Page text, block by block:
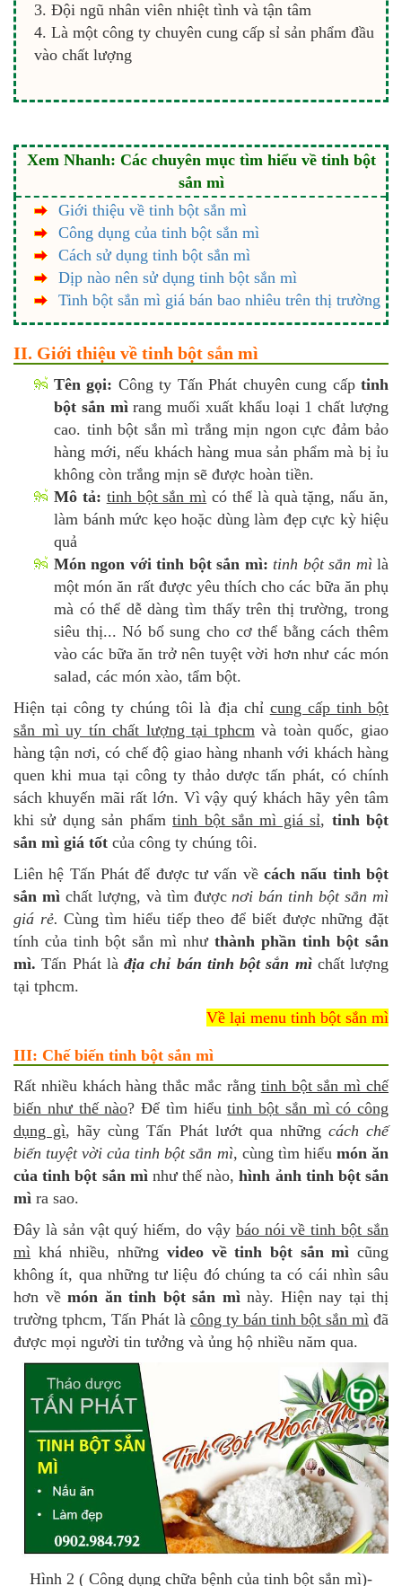
Đội ngũ nhân viên nhiệt tình và tận tâm
Là một công ty chuyên cung cấp sỉ sản phẩm đầu
vào chất lượng
Xem Nhanh: Các chuyên mục tìm hiểu về tinh bột
sắn mì
Giới thiệu về tinh bột sắn mì
Công dụng của tinh bột sắn mì
Cách sử dụng tinh bột sắn mì
Dịp nào nên sử dụng tinh bột sắn mì
Tinh bột sắn mì giá bán bao nhiêu trên thị trường
II. Giới thiệu về tinh bột sắn mì
Tên gọi: Công ty Tấn Phát chuyên cung cấptinh
bột sắn mìrang muối xuất khẩu loại 1 chất lượng
cao. tinh bột sắn mì trắng mịn ngon cực đảm bảo
hàng mới, nếu khách hàng mua sản phẩm mà bị ỉu
không còn trắng mịn sẽ được hoàn tiền.
Mô tả: tinh bột sắn mì có thể là quà tặng, nấu ăn,
làm bánh mức kẹo hoặc dùng làm đẹp cực kỳ hiệu
quả
Món ngon với tinh bột sắn mì: tinh bột sắn mìlà
một món ăn rất được yêu thích cho các bữa ăn phụ
mà có thể dễ dàng tìm thấy trên thị trường, trong
siêu thị... Nó bổ sung cho cơ thể bằng cách thêm
vào các bữa ăn trở nên tuyệt vời hơn như các món
salad, các món xào, tẩm bột.
Hiện tại công ty chúng tôi là địa chỉ cung cấp tinh bột
sắn mì uy tín chất lượng tại tphcmvà toàn quốc, giao
hàng tận nơi, có chế độ giao hàng nhanh với khách hàng
quen khi mua tại công ty thảo dược tấn phát, có chính
sách khuyến mãi rất lớn. Vì vậy quý khách hãy yên tâm
khi sử dụng sản phẩmtinh bột sắn mì giá sỉ, tinh bột
sắn mì giá tốt của công ty chúng tôi.
Liên hệ Tấn Phát để được tư vấn về cách nấu tinh bột
sắn mìchất lượng, và tìm đượcnơi bán tinh bột sắn mì
giá rẻ.Cùng tìm hiểu tiếp theo để biết được những đặt
tính của tinh bột sắn mì như thành phần tinh bột sắn
mì. Tấn Phát là địa chỉ bán tinh bột sắn mìchất lượng
tại tphcm.
Về lại menu tinh bột sắn mì
III: Chế biến tinh bột sắn mì
Rất nhiều khách hàng thắc mắc rằng tinh bột sắn mì chế
biến như thế nào? Để tìm hiểutinh bột sắn mì có công
dụng gì, hãy cùng Tấn Phát lướt qua những cách chế
biến tuyệt vời của tinh bột sắn mì, cùng tìm hiểu món ăn
của tinh bột sắn mì như thế nào,hình ảnh tinh bột sắn
mì ra sao.
Đây là sản vật quý hiếm, do vậy báo nói về tinh bột sắn
mì khá nhiều, những video về tinh bột sắn mì cũng
không ít, qua những tư liệu đó chúng ta có cái nhìn sâu
hơn về món ăn tinh bột sắn mìnày. Hiện nay tại thị
trường tphcm, Tấn Phát là công ty bán tinh bột sắn mì đã
được mọi người tin tưởng và ủng hộ nhiều năm qua.
Hình 2 ( Công dụng chữa bệnh của tinh bột sắn mì)-